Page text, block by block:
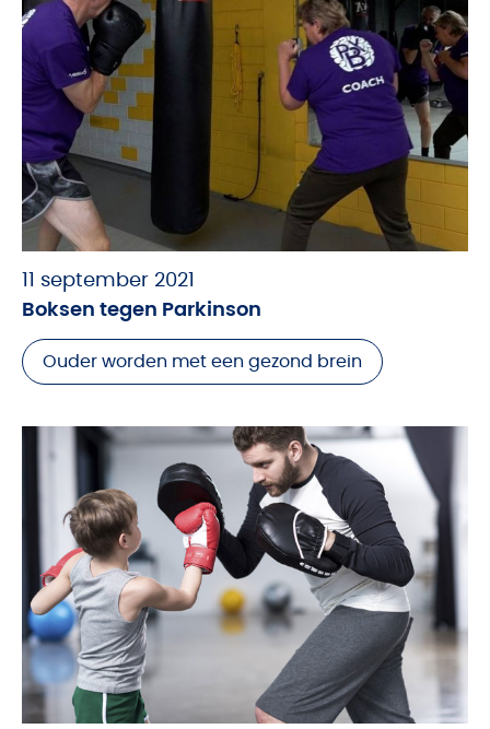
11 september 2021
Boksen tegen Parkinson
Ouder worden met een gezond brein